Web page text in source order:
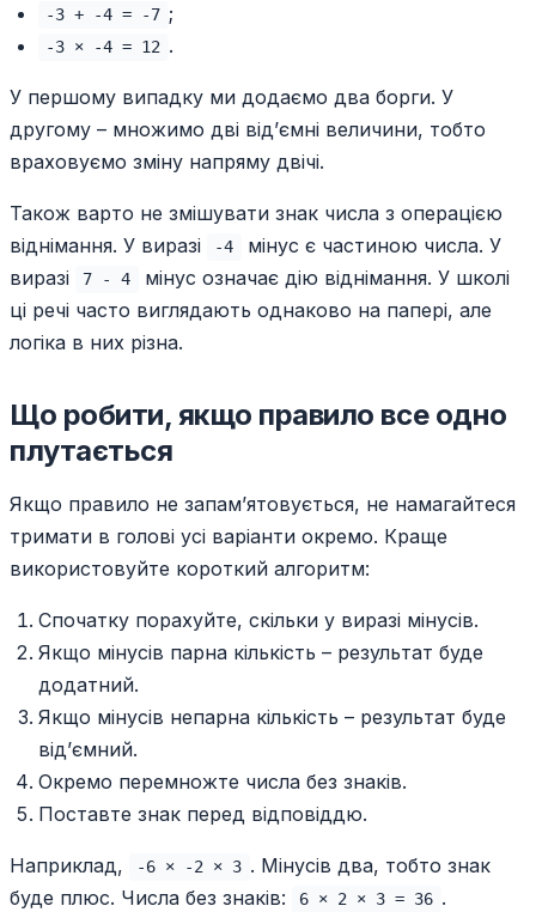
-3 + -4 = -7 ;
-3 × -4 = 12 .
У першому випадку ми додаємо два борги. У
другому – множимо дві від’ємні величини, тобто
враховуємо зміну напряму двічі.
Також варто не змішувати знак числа з операцією
віднімання. У виразі
-4
мінус є частиною числа. У
виразі
7 - 4
мінус означає дію віднімання. У школі
ці речі часто виглядають однаково на папері, але
логіка в них різна.
Що робити, якщо правило все одно
плутається
Якщо правило не запам’ятовується, не намагайтеся
тримати в голові усі варіанти окремо. Краще
використовуйте короткий алгоритм:
Спочатку порахуйте, скільки у виразі мінусів.
Якщо мінусів парна кількість – результат буде
додатний.
Якщо мінусів непарна кількість – результат буде
від’ємний.
Окремо перемножте числа без знаків.
Поставте знак перед відповіддю.
Наприклад, -6 × -2 × 3 . Мінусів два, тобто знак
буде плюс. Числа без знаків:
6 × 2 × 3 = 36 .